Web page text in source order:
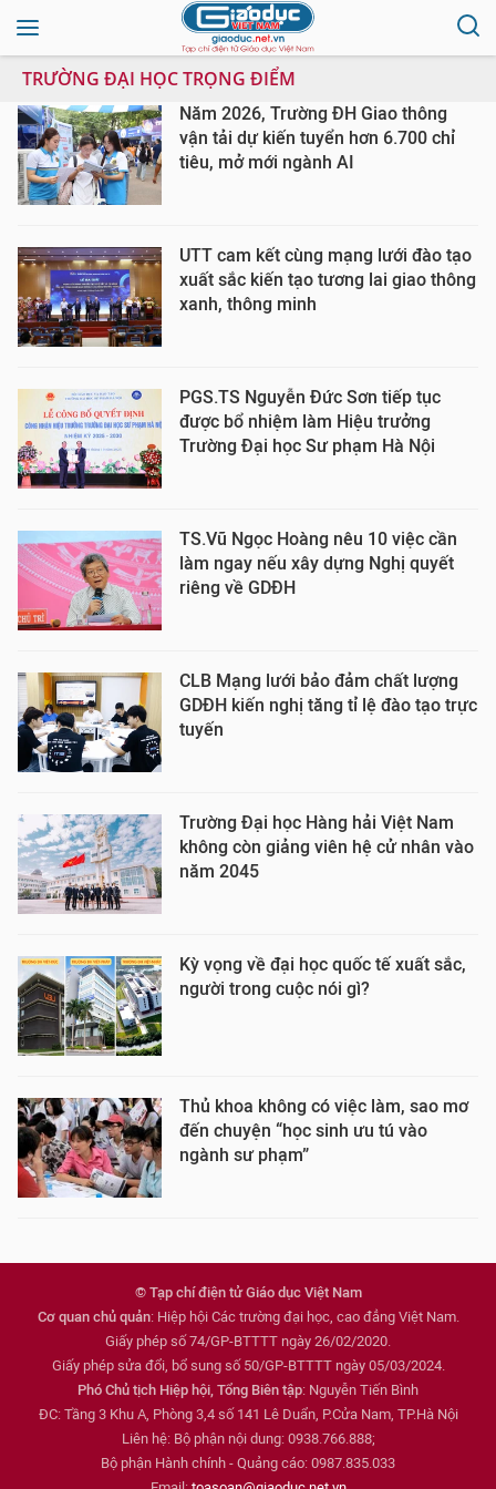
TRƯỜNG ĐẠI HỌC TRỌNG ĐIỂM
Năm 2026, Trường ĐH Giao thông
vận tải dự kiến tuyển hơn 6.700 chỉ
tiêu, mở mới ngành AI
UTT cam kết cùng mạng lưới đào tạo
xuất sắc kiến tạo tương lai giao thông
xanh, thông minh
PGS.TS Nguyễn Đức Sơn tiếp tục
được bổ nhiệm làm Hiệu trưởng
Trường Đại học Sư phạm Hà Nội
TS.Vũ Ngọc Hoàng nêu 10 việc cần
làm ngay nếu xây dựng Nghị quyết
riêng về GDĐH
CLB Mạng lưới bảo đảm chất lượng
GDĐH kiến nghị tăng tỉ lệ đào tạo trực
tuyến
Trường Đại học Hàng hải Việt Nam
không còn giảng viên hệ cử nhân vào
năm 2045
Kỳ vọng về đại học quốc tế xuất sắc,
người trong cuộc nói gì?
Thủ khoa không có việc làm, sao mơ
đến chuyện “học sinh ưu tú vào
ngành sư phạm”
© Tạp chí điện tử Giáo dục Việt Nam
Cơ quan chủ quản: Hiệp hội Các trường đại học, cao đẳng Việt Nam.
Giấy phép số 74/GP-BTTTT ngày 26/02/2020.
Giấy phép sửa đổi, bổ sung số 50/GP-BTTTT ngày 05/03/2024.
Phó Chủ tịch Hiệp hội, Tổng Biên tập: Nguyễn Tiến Bình
ĐC: Tầng 3 Khu A, Phòng 3,4 số 141 Lê Duẩn, P.Cửa Nam, TP.Hà Nội
Liên hệ: Bộ phận nội dung: 0938.766.888;
Bộ phận Hành chính - Quảng cáo: 0987.835.033